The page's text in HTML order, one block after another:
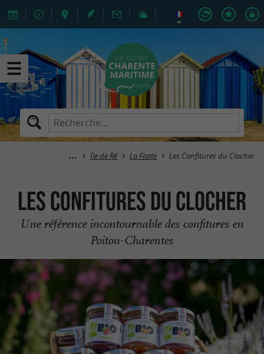
Île de Ré La Flotte Les Confitures du Clocher
Les Confitures du Clocher
Une référence incontournable des confitures en
Poitou-Charentes